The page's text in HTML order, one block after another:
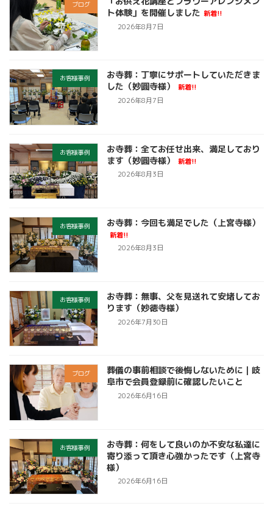
ブログ
ト体験」を開催しました 新着!!
2026年8月7日
お客様事例
お寺葬：丁寧にサポートしていただきま
した（妙圓寺様）
新着!!
2026年8月7日
お客様事例
お寺葬：全てお任せ出来、満足しており
ます（妙圓寺様）
新着!!
2026年8月3日
お客様事例 お寺葬：今回も満足でした（上宮寺様）
新着!!
2026年8月3日
お客様事例
お寺葬：無事、父を見送れて安堵してお
ります（妙徳寺様）
2026年7月30日
ブログ
葬儀の事前相談で後悔しないために｜岐
阜市で会員登録前に確認したいこと
2026年6月16日
お客様事例
お寺葬：何をして良いのか不安な私達に
寄り添って頂き心強かったです（上宮寺
様）
2026年6月16日